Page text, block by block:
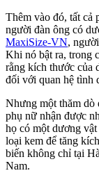
Thêm vào đó, tất cả
người đàn ông có
MaxiSize-VN,
Khi nó bật ra, trong
rằng kích thước của
đối với quan hệ tình
Nhưng một thăm dò
phụ nữ nhận được
họ có một dương
loại kem để tăng
biến không chỉ tại
Nam.